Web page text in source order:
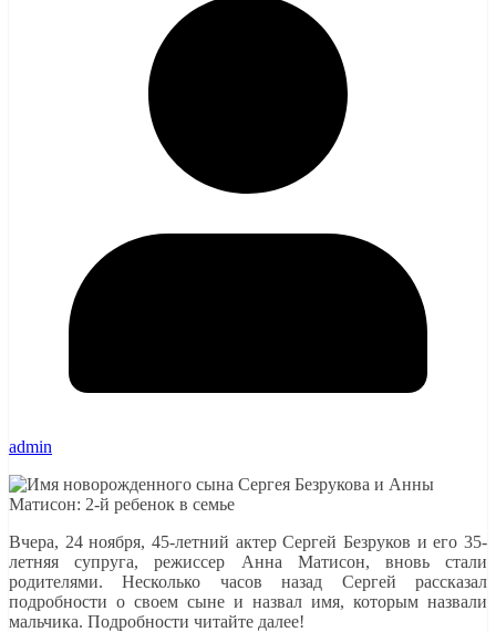
admin
Вчера, 24 ноября, 45-летний актер Сергей Безруков и его 35-
летняя супруга, режиссер Анна Матисон, вновь стали
родителями. Несколько часов назад Сергей рассказал
подробности о своем сыне и назвал имя, которым назвали
мальчика. Подробности читайте далее!